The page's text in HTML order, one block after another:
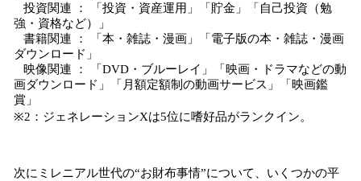
投資関連 ： 「投資・資産運用」「貯金」「自己投資（勉
強・資格など）」
書籍関連 ： 「本・雑誌・漫画」「電子版の本・雑誌・漫画
ダウンロード」
映像関連 ： 「DVD・ブルーレイ」「映画・ドラマなどの動
画ダウンロード」「月額定額制の動画サービス」「映画鑑
賞」
※2：ジェネレーションXは5位に嗜好品がランクイン。
次にミレニアル世代の“お財布事情”について、いくつかの平